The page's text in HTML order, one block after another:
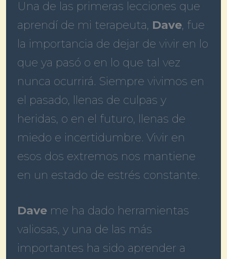
Una de las primeras lecciones que
aprendí de mi terapeuta, Dave, fue
la importancia de dejar de vivir en lo
que ya pasó o en lo que tal vez
nunca ocurrirá. Siempre vivimos en
el pasado, llenas de culpas y
heridas, o en el futuro, llenas de
miedo e incertidumbre. Vivir en
esos dos extremos nos mantiene
en un estado de estrés constante.
Daveme ha dado herramientas
valiosas, y una de las más
importantes ha sido aprender a